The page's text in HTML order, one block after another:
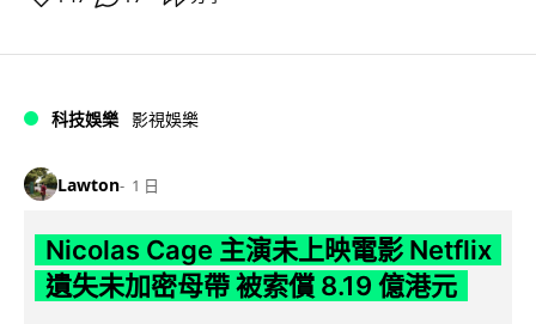
科技娛樂 影視娛樂
Lawton 1 日
Nicolas Cage 主演未上映電影 Netflix
遺失未加密母帶 被索償 8.19 億港元